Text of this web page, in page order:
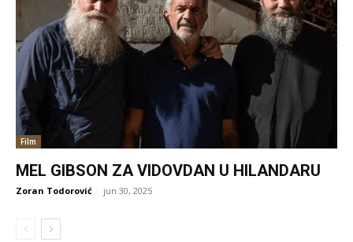
Film
MEL GIBSON ZA VIDOVDAN U HILANDARU
Zoran Todorović - jun 30, 2025